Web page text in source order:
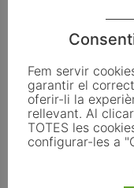
el nou Centre
Fem servir
garantir el
oferir-li la
rellevant. Al
TOTES les
configurar-les a